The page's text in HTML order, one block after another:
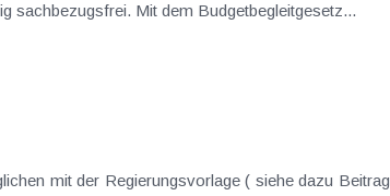
sachbezugsfrei. Mit dem Budgetbegleitgesetz...
mit der Regierungsvorlage ( siehe dazu Beitrag